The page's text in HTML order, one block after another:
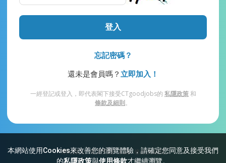
本網站使用Cookies來改善您的瀏覽體驗，請確定您同意及接受我們
的私隱政策與使用條款才繼續瀏覽。
登入
忘記密碼？
還未是會員嗎？ 立即加入！
一經登記或登入，即代表閣下接受CTgoodjobs的 私隱政策和
條款及細則。
網站索引 常見問題 私隱 條款及細則